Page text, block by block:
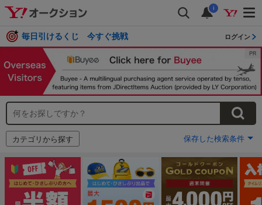
i
毎日引けるくじ 今すぐ挑戦 ログイン
カテゴリから探す 保存した検索条件